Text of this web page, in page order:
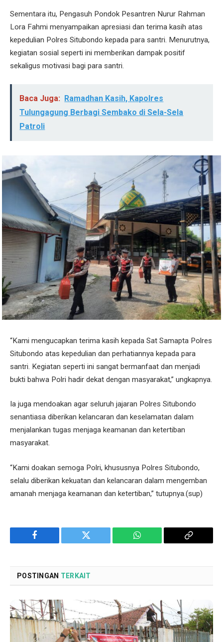
Sementara itu, Pengasuh Pondok Pesantren Nurur Rahman
Lora Fahmi menyampaikan apresiasi dan terima kasih atas
kepedulian Polres Situbondo kepada para santri. Menurutnya,
kegiatan sosial seperti ini memberikan dampak positif
sekaligus motivasi bagi para santri.
Baca Juga: Ramadhan Kasih, Kapolres
Tulungagung Berbagi Sembako di Sela-Sela
Patroli
“Kami mengucapkan terima kasih kepada Sat Samapta Polres
Situbondo atas kepedulian dan perhatiannya kepada para
santri. Kegiatan seperti ini sangat bermanfaat dan menjadi
bukti bahwa Polri hadir dekat dengan masyarakat,” ungkapnya.
Ia juga mendoakan agar seluruh jajaran Polres Situbondo
senantiasa diberikan kelancaran dan keselamatan dalam
menjalankan tugas menjaga keamanan dan ketertiban
masyarakat.
“Kami doakan semoga Polri, khususnya Polres Situbondo,
selalu diberikan kekuatan dan kelancaran dalam mengemban
amanah menjaga keamanan dan ketertiban,” tutupnya.(sup)
Facebook Twitter WhatsApp
Copy
POSTINGAN TERKAIT